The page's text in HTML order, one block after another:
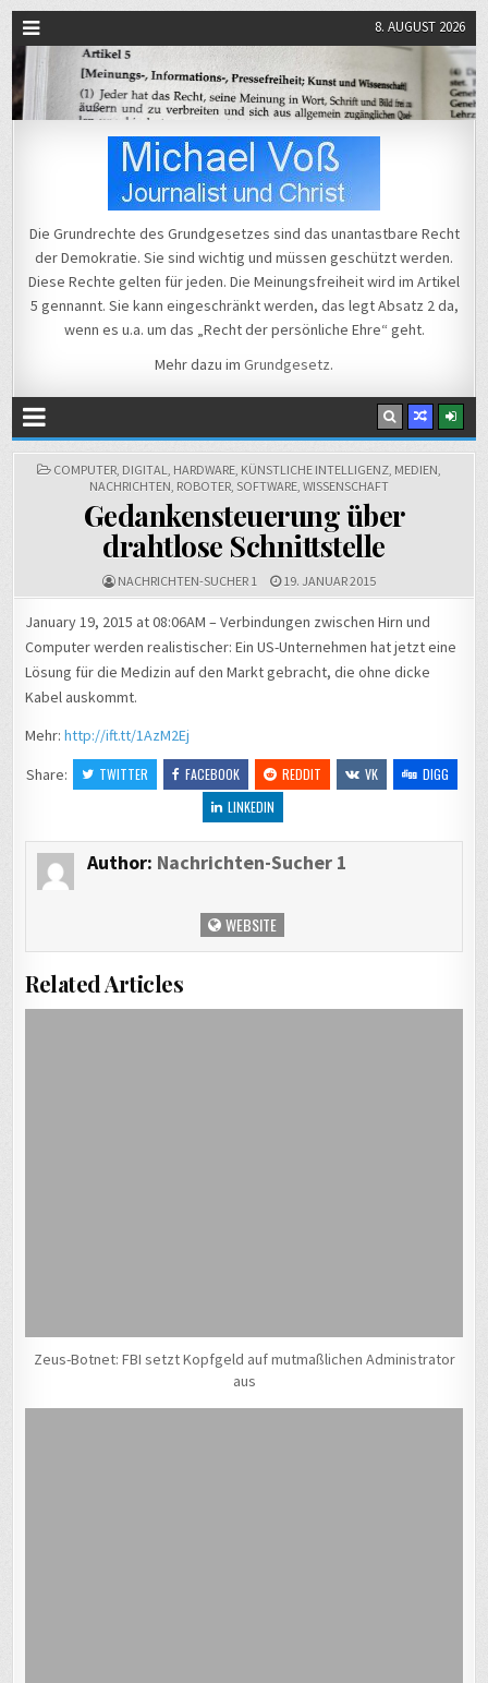
8. AUGUST 2026
Michael Voß
Die Grundrechte des Grundgesetzes sind das unantastbare Recht
der Demokratie. Sie sind wichtig und müssen geschützt werden.
Diese Rechte gelten für jeden. Die Meinungsfreiheit wird im Artikel
5 gennannt. Sie kann eingeschränkt werden, das legt Absatz 2 da,
wenn es u.a. um das „Recht der persönliche Ehre“ geht.
Mehr dazu im Grundgesetz.
POSTED
COMPUTER, DIGITAL, HARDWARE, KÜNSTLICHE INTELLIGENZ, MEDIEN,
NACHRICHTEN, ROBOTER, SOFTWARE, WISSENSCHAFT
Gedankensteuerung über
drahtlose Schnittstelle
NACHRICHTEN-SUCHER 1 19. JANUAR 2015
January 19, 2015 at 08:06AM – Verbindungen zwischen Hirn und
Computer werden realistischer: Ein US-Unternehmen hat jetzt eine
Lösung für die Medizin auf den Markt gebracht, die ohne dicke
Kabel auskommt.
Mehr:http://ift.tt/1AzM2Ej
Share:
TWITTER FACEBOOK REDDIT VK
DIGG
LINKEDIN
Author: Nachrichten-Sucher 1
WEBSITE
Related Articles
Zeus-Botnet: FBI setzt Kopfgeld auf mutmaßlichen Administrator
aus